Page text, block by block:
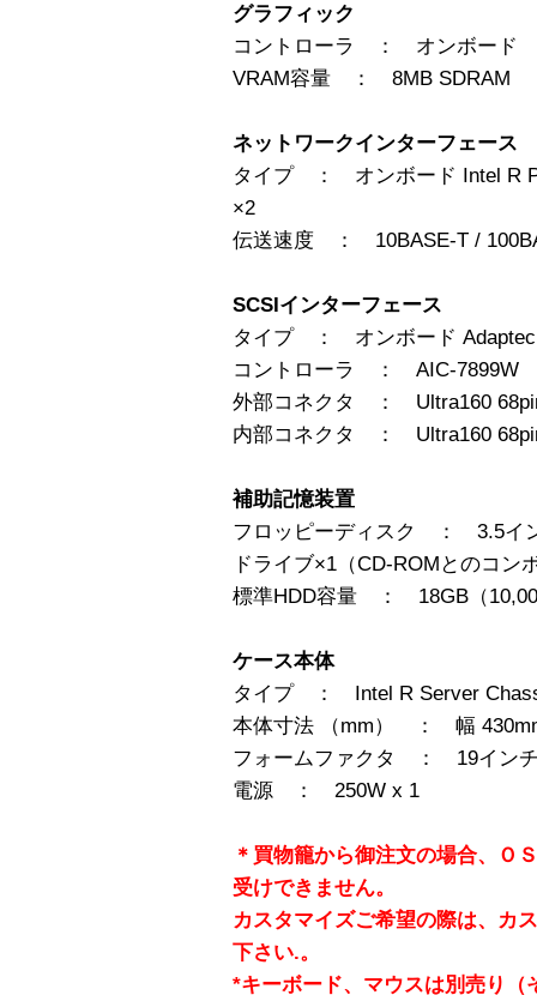
グラフィック
コントローラ ： オンボード
VRAM容量 ： 8MB SDRAM
ネットワークインターフェース
タイプ ： オンボード Intel R
×2
伝送速度 ： 10BASE-T /
SCSIインターフェース
タイプ ： オンボード Adaptec
コントローラ ： AIC-7899W
外部コネクタ ： Ultra160
内部コネクタ ： Ultra160
補助記憶装置
フロッピーディスク ： 3.5イ
ドライブ×1（CD-ROMとのコン
標準HDD容量 ： 18GB（
ケース本体
タイプ ： Intel R Server
本体寸法 （mm） ： 幅
フォームファクタ ： 19インチ
電源 ： 250W x 1
＊買物籠から御注文の場合、Ｏ
受けできません。
カスタマイズご希望の際は、カ
下さい.。
*キーボード、マウスは別売り（